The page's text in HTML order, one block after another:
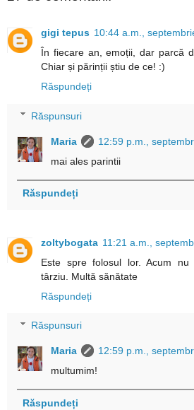
gigi tepus 10:44 a.m.,
În fiecare an, emoții, dar parcă
Chiar și părinții știu de ce! :)
Răspundeți
Răspunsuri
Maria
12:59 p.m.,
mai ales parintii
Răspundeți
zoltybogata 11:21 a.m.,
Este spre folosul lor. Acum
târziu. Multă sănătate
Răspundeți
Răspunsuri
Maria
12:59 p.m.,
multumim!
Răspundeți